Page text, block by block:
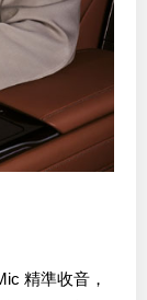
精準收音，
新資訊！
？
！